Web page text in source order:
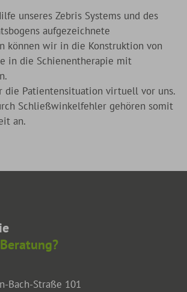
unseres Zebris Systems und des
aufgezeichnete
können wir in die Konstruktion von
in die Schienentherapie mit
die Patientensituation virtuell vor uns.
Schließwinkelfehler gehören somit
an.
Bach-Straße 101